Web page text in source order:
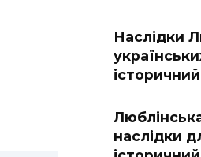
Наслідки
наслідки